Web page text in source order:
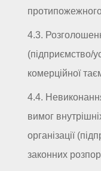
протипожежного
4.3.
(підприємство/
комерційної
4.4.
вимог
організації
законних